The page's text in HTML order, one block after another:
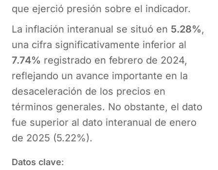
que ejerció presión sobre el indicador.
La inflación interanual se situó en 5.28%,
una cifra significativamente inferior al
7.74% registrado en febrero de 2024,
reflejando un avance importante en la
desaceleración de los precios en
términos generales. No obstante, el dato
fue superior al dato interanual de enero
de 2025 (5.22%).
Datos clave: